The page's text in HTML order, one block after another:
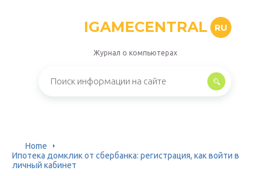
IGAMECENTRAL RU
Журнал о компьютерах
Home
Ипотека домклик от сбербанка: регистрация, как войти в
личный кабинет